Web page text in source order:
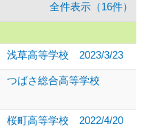
全件表示（16件）
浅草高等学校 2023/3/23
つばさ総合高等学校
桜町高等学校 2022/4/20